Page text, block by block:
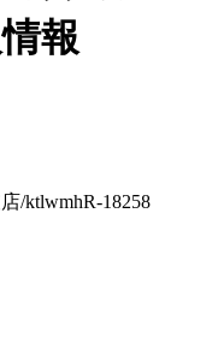
報
/ktlwmhR-18258